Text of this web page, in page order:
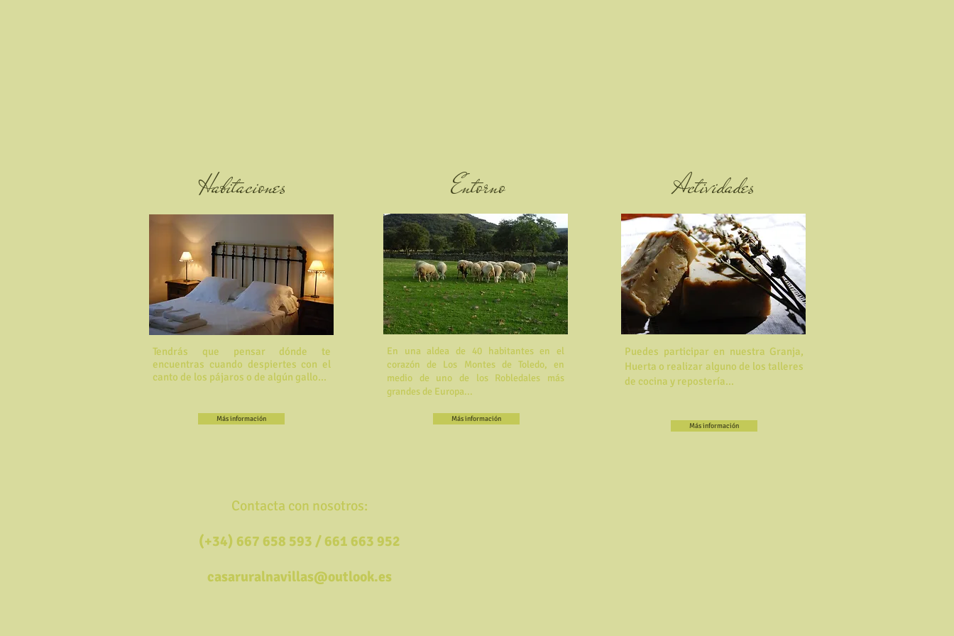
Habitaciones
Tendrás que pensar dónde te
encuentras cuando despiertes con el
canto de los pájaros o de algún gallo...
Más información
Entorno
En una aldea de 40 habitantes en el
corazón de Los Montes de Toledo, en
medio de uno de los Robledales más
grandes de Europa...
Más información
Actividades
Puedes participar en nuestra Granja,
Huerta o realizar alguno de los talleres
de cocina y repostería...
Más información
Contacta con nosotros:
(+34) 667 658 593 / 661 663 952
casaruralnavillas@outlook.es